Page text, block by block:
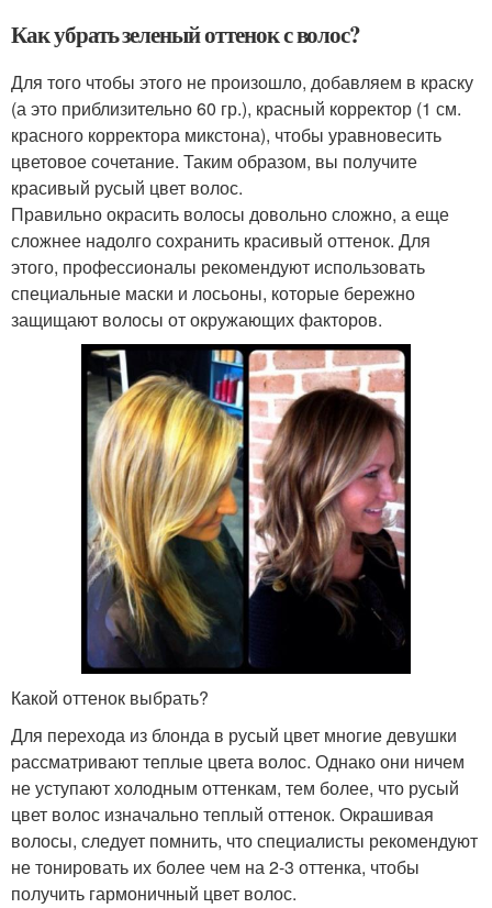
Как убрать зеленый оттенок с волос?
Для того чтобы этого не произошло, добавляем в краску
(а это приблизительно 60 гр.), красный корректор (1 см.
красного корректора микстона), чтобы уравновесить
цветовое сочетание. Таким образом, вы получите
красивый русый цвет волос.
Правильно окрасить волосы довольно сложно, а еще
сложнее надолго сохранить красивый оттенок. Для
этого, профессионалы рекомендуют использовать
специальные маски и лосьоны, которые бережно
защищают волосы от окружающих факторов.
Какой оттенок выбрать?
Для перехода из блонда в русый цвет многие девушки
рассматривают теплые цвета волос. Однако они ничем
не уступают холодным оттенкам, тем более, что русый
цвет волос изначально теплый оттенок. Окрашивая
волосы, следует помнить, что специалисты рекомендуют
не тонировать их более чем на 2-3 оттенка, чтобы
получить гармоничный цвет волос.